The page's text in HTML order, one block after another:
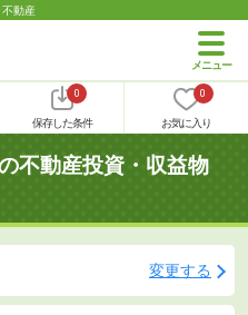
不動産
0
保存した条件
0
お気に入り
不動産投資・収益物
変更する